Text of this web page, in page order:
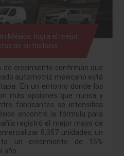
México: logra el mejor
de su historia.
de crecimiento confirman que
automotriz mexicano está
En un entorno donde los
más opciones que nunca y
fabricantes se intensifica
encontró la fórmula para
registró el mejor mayo de
8,357 unidades, un
un crecimiento de 15%
año…